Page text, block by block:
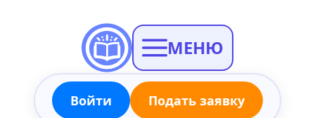
МЕНЮ
Войти Подать заявку